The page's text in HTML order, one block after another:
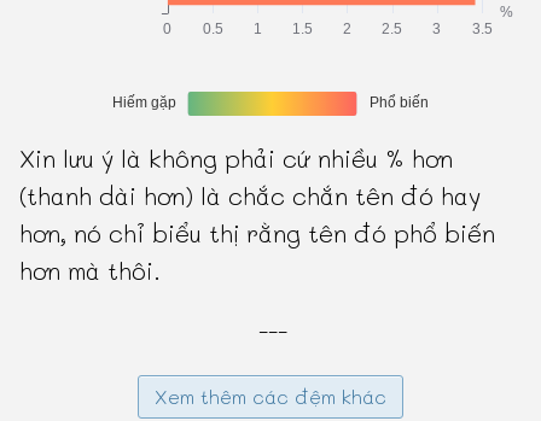
Xin lưu ý là không phải cứ nhiều % hơn
(thanh dài hơn) là chắc chắn tên đó hay
hơn, nó chỉ biểu thị rằng tên đó phổ biến
hơn mà thôi.
---
Xem thêm các đệm khác